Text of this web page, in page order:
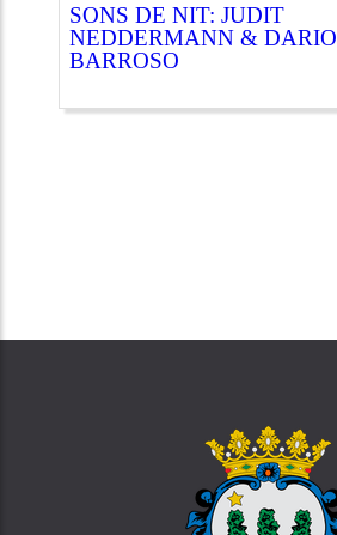
SONS DE NIT: JUDIT
NEDDERMANN & DARIO
BARROSO